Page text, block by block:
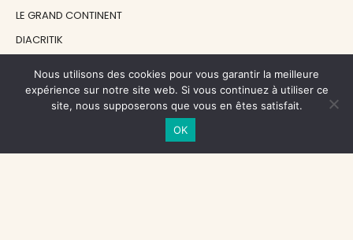
LE GRAND CONTINENT
DIACRITIK
NOS SOUTIENS
CENTRE NATIONAL DU LIVRE
Nous utilisons des cookies pour vous garantir la meilleure
expérience sur notre site web. Si vous continuez à utiliser ce
site, nous supposerons que vous en êtes satisfait.
OK